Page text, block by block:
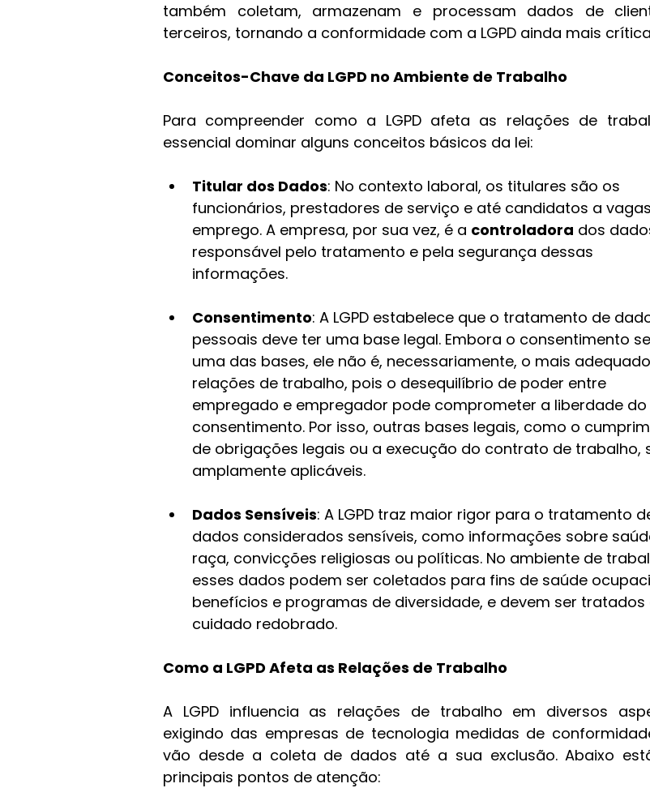
também coletam, armazenam e processam dados de
terceiros, tornando a conformidade com a LGPD ainda mais
Conceitos-Chave da LGPD no Ambiente de Trabalho
Para compreender como a LGPD afeta as relações de
essencial dominar alguns conceitos básicos da lei:
Titular dos Dados: No contexto laboral, os titulares são os
funcionários, prestadores de serviço e até candidatos a
emprego. A empresa, por sua vez, é a controladora dos
responsável pelo tratamento e pela segurança dessas
informações.
Consentimento: A LGPD estabelece que o tratamento de
pessoais deve ter uma base legal. Embora o consentimento
uma das bases, ele não é, necessariamente, o mais
relações de trabalho, pois o desequilíbrio de poder entre
empregado e empregador pode comprometer a liberdade do
consentimento. Por isso, outras bases legais, como o
de obrigações legais ou a execução do contrato de trabalho,
amplamente aplicáveis.
Dados Sensíveis: A LGPD traz maior rigor para o tratamento
dados considerados sensíveis, como informações sobre
raça, convicções religiosas ou políticas. No ambiente de
esses dados podem ser coletados para fins de saúde
benefícios e programas de diversidade, e devem ser tratados
cuidado redobrado.
Como a LGPD Afeta as Relações de Trabalho
A LGPD influencia as relações de trabalho em diversos
exigindo das empresas de tecnologia medidas de
vão desde a coleta de dados até a sua exclusão. Abaixo
principais pontos de atenção: